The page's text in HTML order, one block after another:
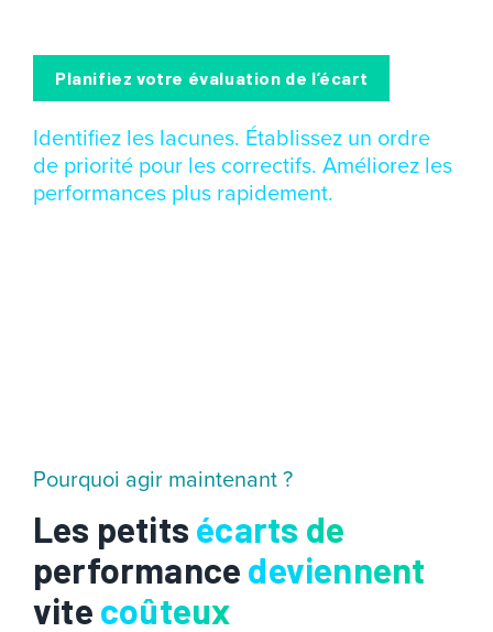
Planifiez votre évaluation de l’écart
Identifiez les lacunes. Établissez un ordre
de priorité pour les correctifs. Améliorez les
performances plus rapidement.
Pourquoi agir maintenant ?
Les petits écarts de
performance deviennent
vite coûteux